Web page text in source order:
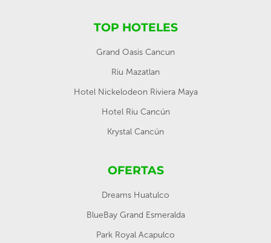
TOP HOTELES
Grand Oasis Cancun
Riu Mazatlan
Hotel Nickelodeon Riviera Maya
Hotel Riu Cancún
Krystal Cancún
OFERTAS
Dreams Huatulco
BlueBay Grand Esmeralda
Park Royal Acapulco